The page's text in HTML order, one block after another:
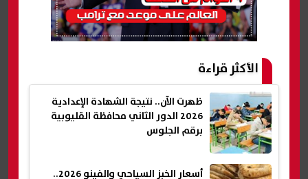
الأكثر قراءة
ظهرت الآن.. نتيجة الشهادة الإعدادية
2026 الدور الثاني محافظة القليوبية
برقم الجلوس
أسعار الخبز السياحي والفينو 2026..